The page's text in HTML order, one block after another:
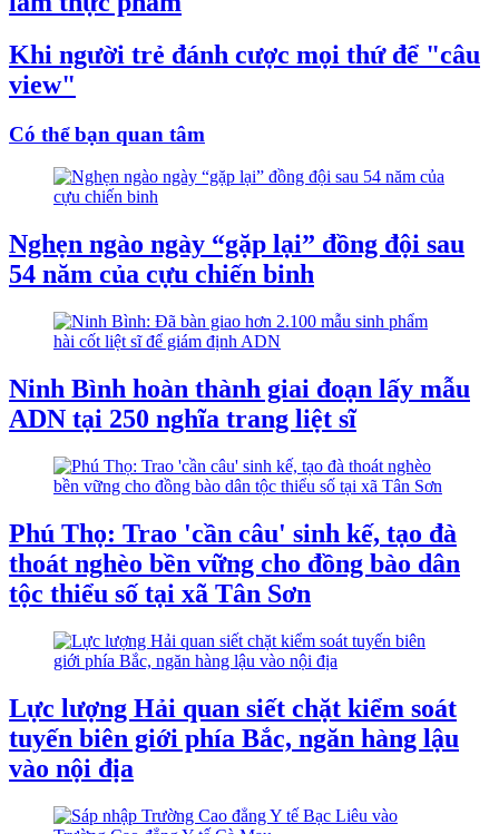
Khi người trẻ đánh cược mọi thứ để "câu
view"
Có thể bạn quan tâm
Nghẹn ngào ngày “gặp lại” đồng đội sau
54 năm của cựu chiến binh
Ninh Bình hoàn thành giai đoạn lấy mẫu
ADN tại 250 nghĩa trang liệt sĩ
Phú Thọ: Trao 'cần câu' sinh kế, tạo đà
thoát nghèo bền vững cho đồng bào dân
tộc thiểu số tại xã Tân Sơn
Lực lượng Hải quan siết chặt kiểm soát
tuyến biên giới phía Bắc, ngăn hàng lậu
vào nội địa